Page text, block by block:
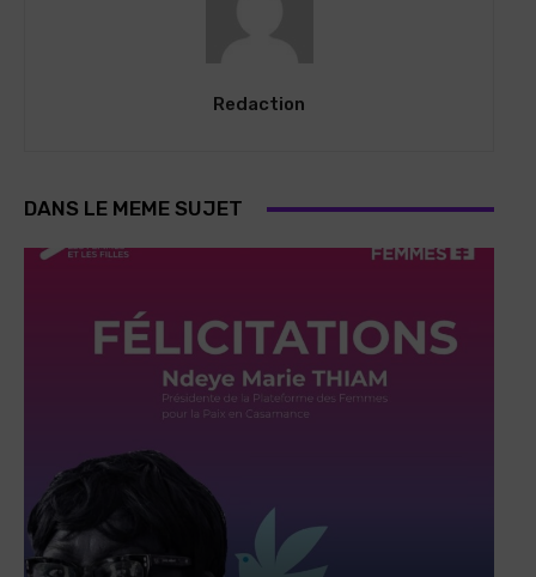
Redaction
DANS LE MEME SUJET